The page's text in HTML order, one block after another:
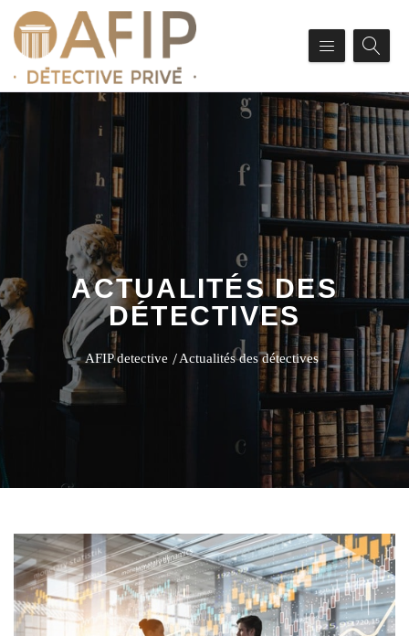
ACTUALITÉS DES
DÉTECTIVES
AFIP detective Actualités des détectives